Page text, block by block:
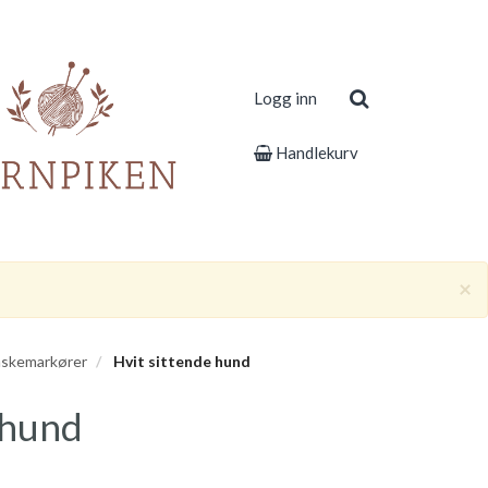
Logg inn
Handlekurv
×
Hvit sittende hund